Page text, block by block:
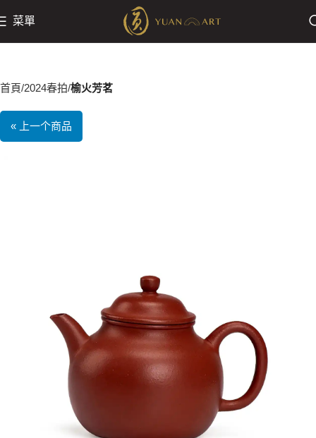
菜單
首頁 2024春拍 榆火芳茗
« 上一个商品